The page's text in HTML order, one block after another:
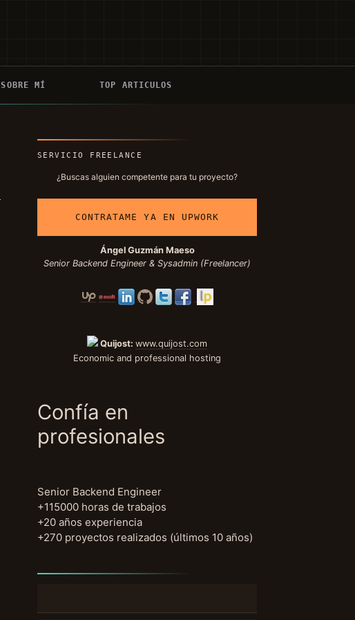
SOBRE MÍ TOP ARTICULOS
SERVICIO FREELANCE
¿Buscas alguien competente para tu proyecto?
CONTRATAME YA EN UPWORK
Ángel Guzmán Maeso
Senior Backend Engineer & Sysadmin (Freelancer)
Quijost: www.quijost.com
Economic and professional hosting
Confía en
profesionales
Senior Backend Engineer
+115000 horas de trabajos
+20 años experiencia
+270 proyectos realizados (últimos 10 años)